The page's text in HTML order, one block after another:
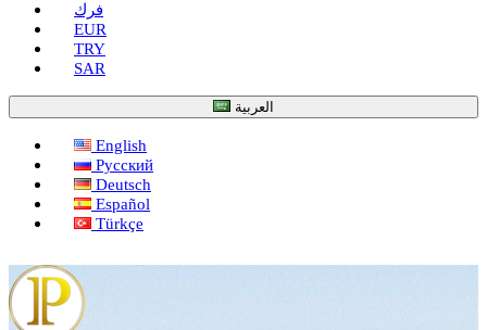
فرك
EUR
TRY
SAR
العربية
English
Русский
Deutsch
Español
Türkçe